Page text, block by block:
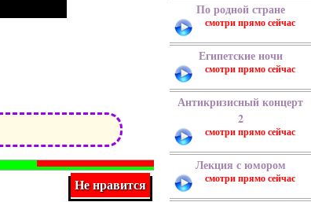
По родной стране
Египетские ночи
Антикризисный концерт
2
Лекция с юмором